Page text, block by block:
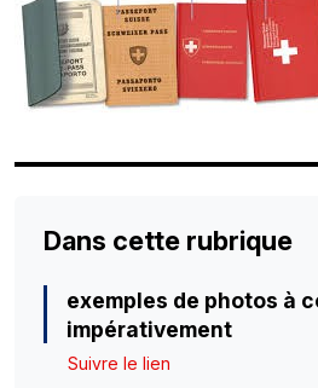
Dans cette rubrique
exemples de photos à
impérativement
Suivre le lien